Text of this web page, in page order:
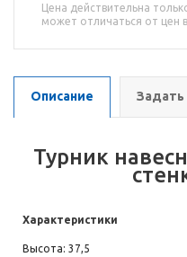
Цена действительна
может отличаться от цен
Описание Задать
Турник
Характеристики
Высота: 37,5